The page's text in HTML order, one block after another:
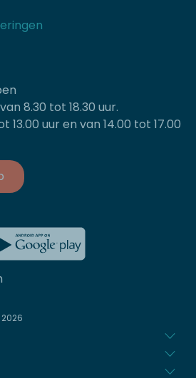
8.30 tot 18.30 uur.
13.00 uur en van 14.00 tot 17.00